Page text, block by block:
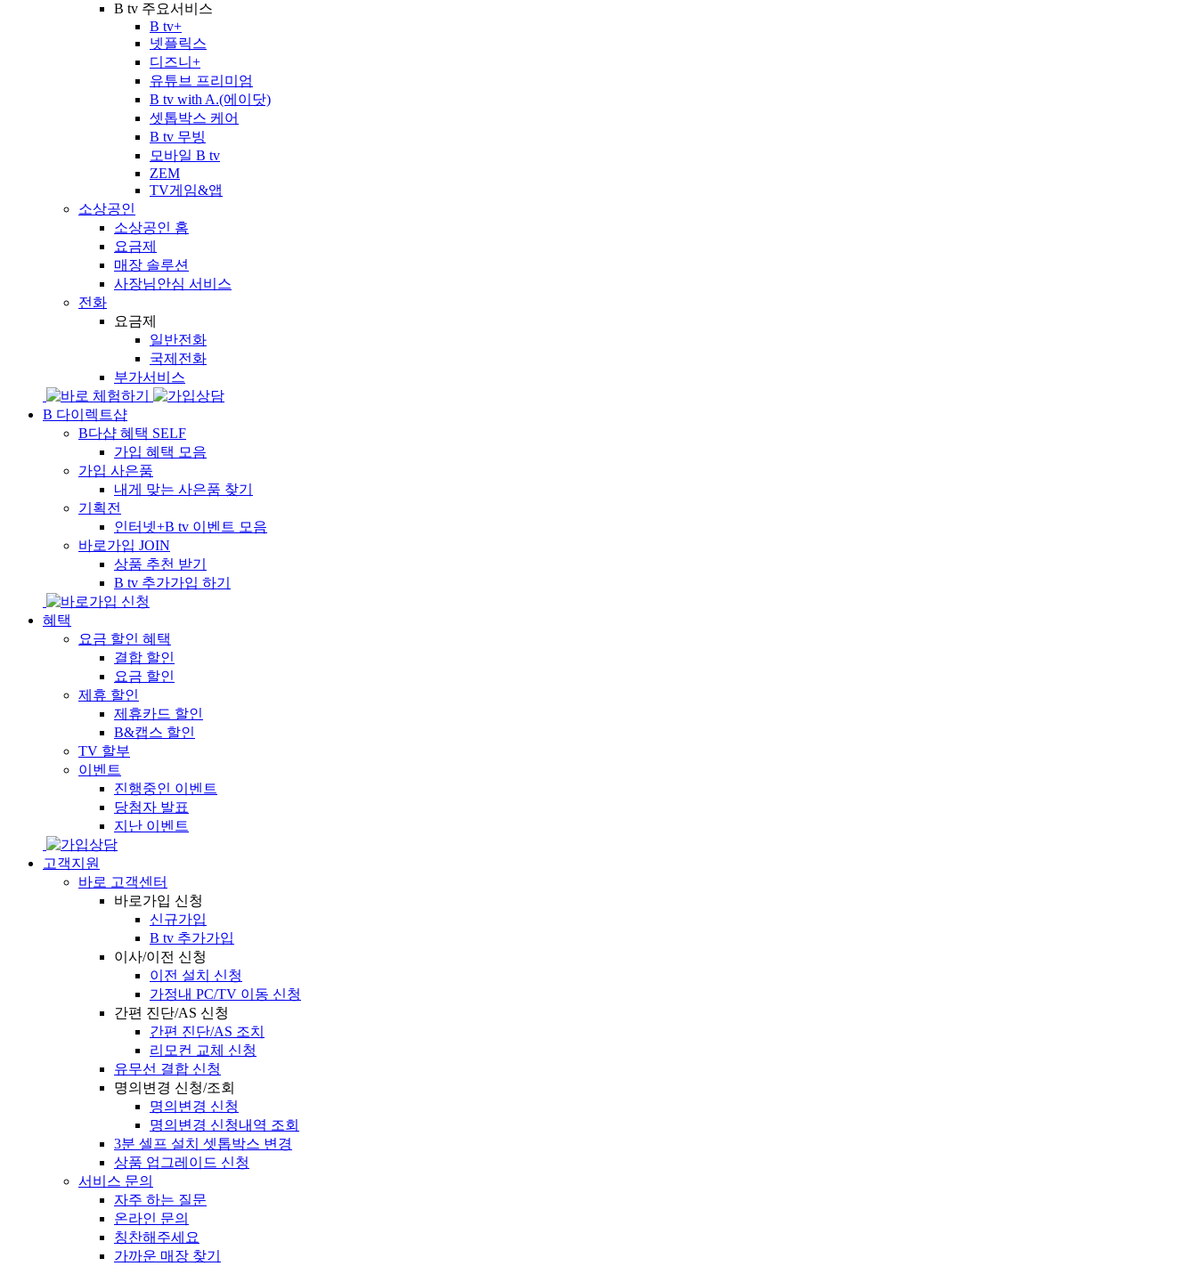
B tv 주요서비스
B tv+
넷플릭스
디즈니+
유튜브 프리미엄
B tv with A.(에이닷)
셋톱박스 케어
B tv 무빙
모바일 B tv
ZEM
TV게임&앱
소상공인
소상공인 홈
요금제
매장 솔루션
사장님안심 서비스
전화
요금제
일반전화
국제전화
부가서비스
B 다이렉트샵
B다샵 혜택 SELF
가입 혜택 모음
가입 사은품
내게 맞는 사은품 찾기
기획전
인터넷+B tv 이벤트 모음
바로가입 JOIN
상품 추천 받기
B tv 추가가입 하기
혜택
요금 할인 혜택
결합 할인
요금 할인
제휴 할인
제휴카드 할인
B&캡스 할인
TV 할부
이벤트
진행중인 이벤트
당첨자 발표
지난 이벤트
고객지원
바로 고객센터
바로가입 신청
신규가입
B tv 추가가입
이사/이전 신청
이전 설치 신청
가정내 PC/TV 이동 신청
간편 진단/AS 신청
간편 진단/AS 조치
리모컨 교체 신청
유무선 결합 신청
명의변경 신청/조회
명의변경 신청
명의변경 신청내역 조회
3분 셀프 설치 셋톱박스 변경
상품 업그레이드 신청
서비스 문의
자주 하는 질문
온라인 문의
칭찬해주세요
가까운 매장 찾기